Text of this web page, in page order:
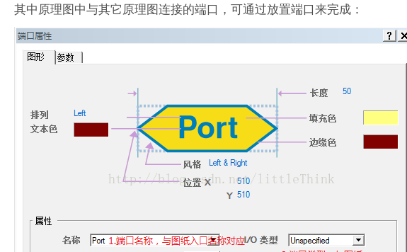
其中原理图中与其它原理图连接的端口，可通过放置端口来完成：